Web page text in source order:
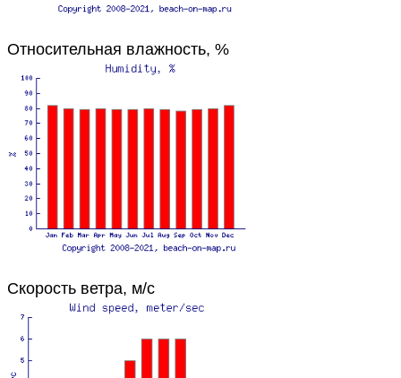
Относительная влажность, %
Скорость ветра, м/с